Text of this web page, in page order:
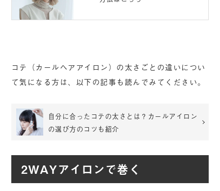
コテ（カールヘアアイロン）の太さごとの違いについ
て気になる方は、以下の記事も読んでみてください。
自分に合ったコテの太さとは？カールアイロン
の選び方のコツも紹介
2WAYアイロンで巻く